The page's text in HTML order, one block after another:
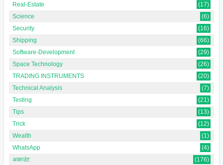
Real-Estate
(17)
Science
(6)
Security
(16)
Shipping
(66)
Software-Development
(29)
Space Technology
(26)
TRADING INSTRUMENTS
(20)
Technical Analysis
(7)
Testing
(21)
Tips
(13)
Trick
(12)
Wealth
(1)
WhatsApp
(4)
अकाउंट
(176)